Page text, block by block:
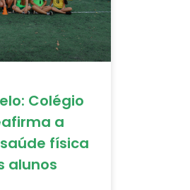
Colégio
a
física
alunos